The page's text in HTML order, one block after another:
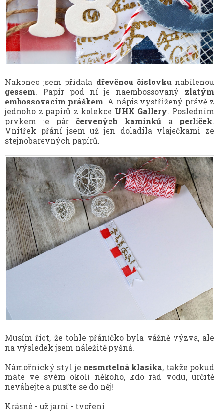
Nakonec jsem přidala dřevěnou číslovkunabílenou
gessem. Papír pod ní je naembossovaný zlatým
embossovacím práškem. A nápis vystřižený právě z
jednoho z papírů z kolekce UHK Gallery. Posledním
prvkem je pár červených kamínků a perliček.
Vnitřek přání jsem už jen doladila vlaječkami ze
stejnobarevných papírů.
Musím říct, že tohle přáníčko byla vážně výzva, ale
na výsledek jsem náležitě pyšná.
Námořnický styl je nesmrtelná klasika, takže pokud
máte ve svém okolí někoho, kdo rád vodu, určitě
neváhejte a pusťte se do něj!
Krásné - už jarní - tvoření